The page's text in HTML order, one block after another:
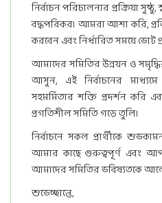
নির্বাচন পরিচালনার প্রক্রিয়া
বদ্ধপরিকর। আমরা আশা করি,
করবেন এবং নির্ধারিত সময়ে ভোট
আমাদের সমিতির উন্নয়ন ও
আসুন, এই নির্বাচনের
সহমর্মিতার শক্তি প্রদর্শন
প্রগতিশীল সমিতি গড়ে তুলি।
নির্বাচনে সকল প্রার্থীকে
আমার কাছে গুরুত্বপূর্ণ এবং
আমাদের সমিতির ভবিষ্যতকে
শুভেচ্ছান্তে,